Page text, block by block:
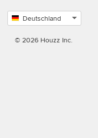
Deutschland
auswählen
© 2026 Houzz Inc.